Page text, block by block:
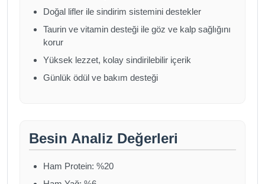
Doğal lifler ile sindirim sistemini destekler
Taurin ve vitamin desteği ile göz ve kalp sağlığını
korur
Yüksek lezzet, kolay sindirilebilir içerik
Günlük ödül ve bakım desteği
Besin Analiz Değerleri
Ham Protein: %20